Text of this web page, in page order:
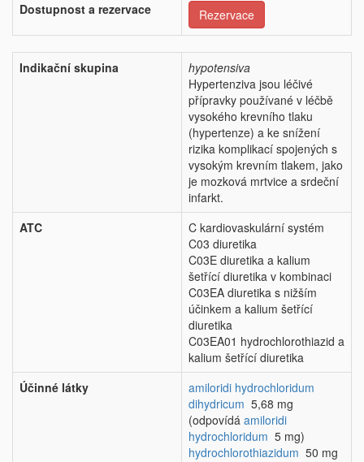
Dostupnost a rezervace
Rezervace
Indikační skupina
hypotensiva
Hypertenziva jsou léčivé
přípravky používané v léčbě
vysokého krevního tlaku
(hypertenze) a ke snížení
rizika komplikací spojených s
vysokým krevním tlakem, jako
je mozková mrtvice a srdeční
infarkt.
ATC
C kardiovaskulární systém
C03 diuretika
C03E diuretika a kalium
šetřící diuretika v kombinaci
C03EA diuretika s nižším
účinkem a kalium šetřící
diuretika
C03EA01 hydrochlorothiazid a
kalium šetřící diuretika
Účinné látky
amiloridi hydrochloridum
dihydricum 5,68 mg
(odpovídá amiloridi
hydrochloridum 5 mg)
hydrochlorothiazidum 50 mg